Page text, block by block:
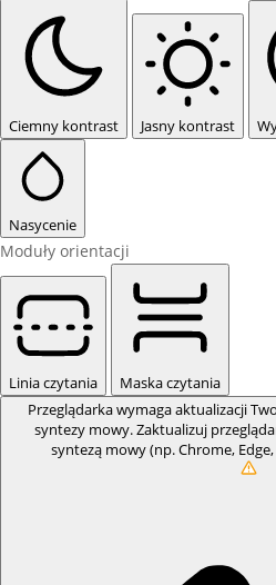
Ciemny kontrast Jasny kontrast
Nasycenie
Moduły orientacji
Linia czytania
Maska czytania
Przeglądarka wymaga aktualizacji
syntezy mowy. Zaktualizuj
syntezą mowy (np. Chrome, Edge,